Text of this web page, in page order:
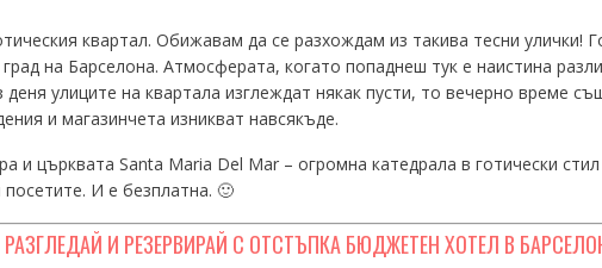
квартал. Обижавам да се разхождам из такива тесни улички!
на Барселона. Атмосферата, когато попаднеш тук е наистина
улиците на квартала изглеждат някак пусти, то вечерно време
и магазинчета изникват навсякъде.
и църквата Santa Maria Del Mar – огромна катедрала в готически
И е безплатна. 🙂
РАЗГЛЕДАЙ И РЕЗЕРВИРАЙ С ОТСТЪПКА БЮДЖЕТЕН ХОТЕЛ В